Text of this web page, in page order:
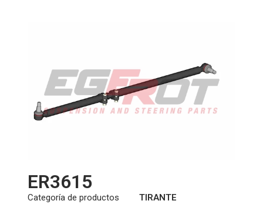
ER3615
Categoría de productos TIRANTE